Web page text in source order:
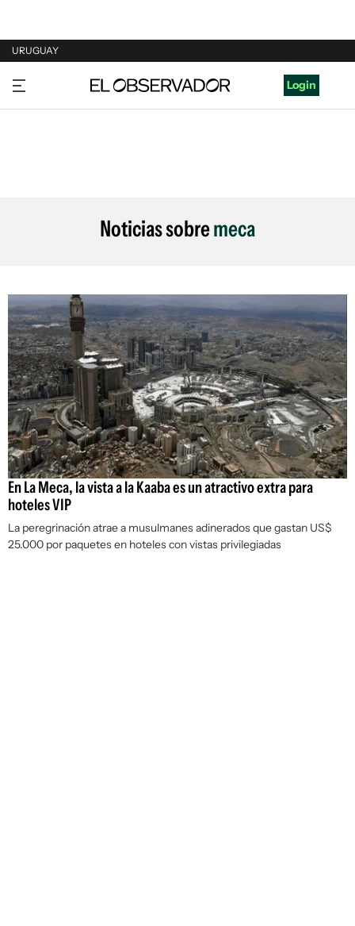
URUGUAY
URUGUAY
ARGENTINA
Login
Noticias sobremeca
En La Meca, la vista a la Kaaba es un atractivo extra para
hoteles VIP
La peregrinación atrae a musulmanes adinerados que gastan US$
25.000 por paquetes en hoteles con vistas privilegiadas